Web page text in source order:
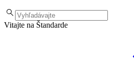
Vitajte na Štandarde